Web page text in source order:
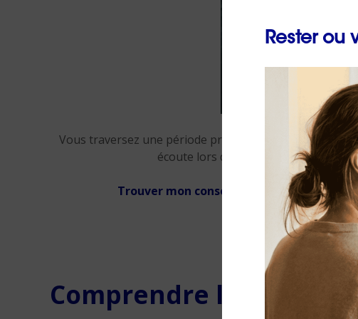
Vous traversez une période professionnelle difficile et
écoute lors d’un premier rendez-
Trouver mon conseiller / Demander un
Comprendre le burn-out
Rester ou